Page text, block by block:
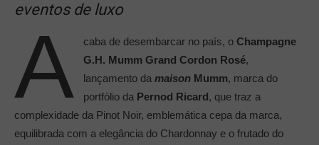
eventos de luxo
A caba de desembarcar no país, o Champagne
G.H. Mumm Grand Cordon Rosé,
lançamento da maisonMumm, marca do
portfólio da Pernod Ricard, que traz a
complexidade da Pinot Noir, emblemática cepa da marca,
equilibrada com a elegância do Chardonnay e o frutado do